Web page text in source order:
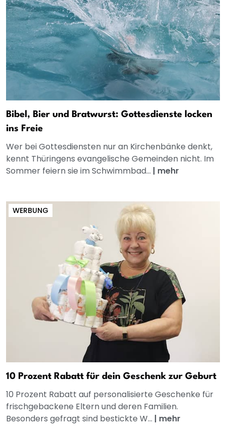
Bibel, Bier und Bratwurst: Gottesdienste locken
ins Freie
Wer bei Gottesdiensten nur an Kirchenbänke denkt,
kennt Thüringens evangelische Gemeinden nicht. Im
Sommer feiern sie im Schwimmbad... | mehr
WERBUNG
10 Prozent Rabatt für dein Geschenk zur Geburt
10 Prozent Rabatt auf personalisierte Geschenke für
frischgebackene Eltern und deren Familien.
Besonders gefragt sind bestickte W... | mehr